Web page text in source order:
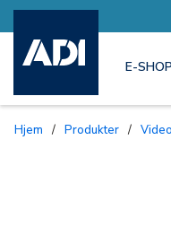
E-SHOP
Hjem / Produkter /